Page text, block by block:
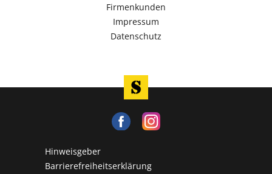
Firmenkunden
Impressum
Datenschutz
Hinweisgeber
Barrierefreiheitserklärung